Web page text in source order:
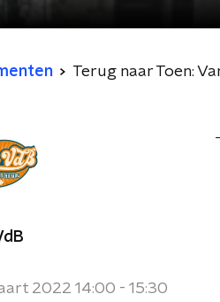
Terug naar Toen:
2022 14:00 - 15:30